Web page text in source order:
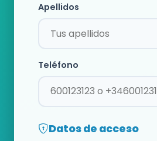
Apellidos
Teléfono
Datos de acceso